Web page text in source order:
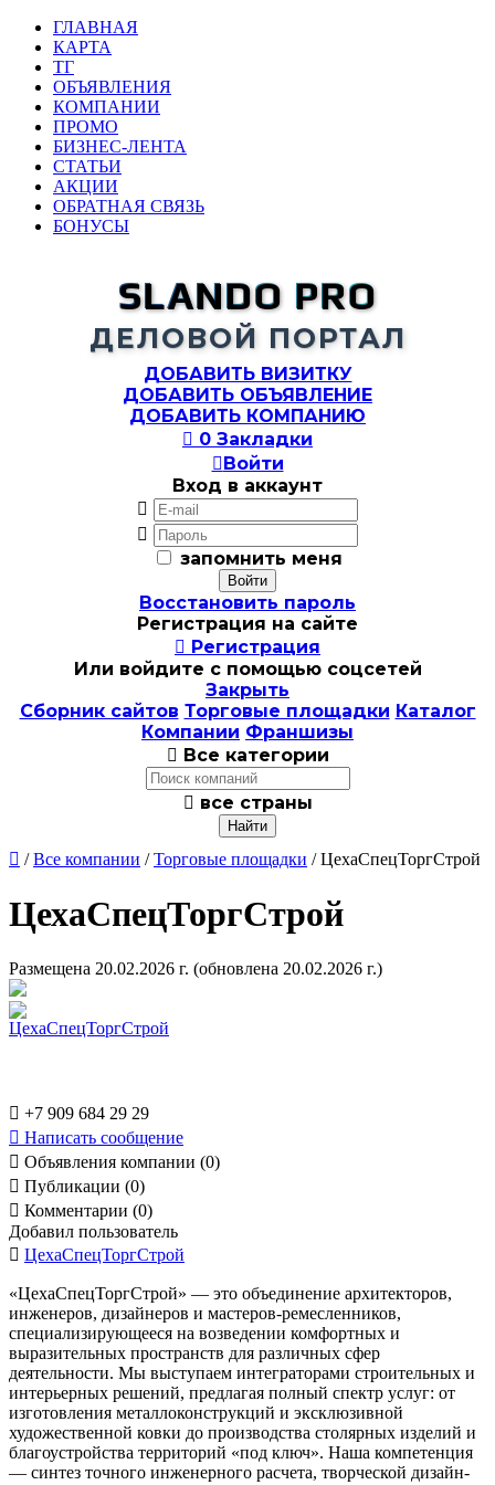
ГЛАВНАЯ
КАРТА
ТГ
ОБЪЯВЛЕНИЯ
КОМПАНИИ
ПРОМО
БИЗНЕС-ЛЕНТА
СТАТЬИ
АКЦИИ
ОБРАТНАЯ СВЯЗЬ
БОНУСЫ
SLANDO PRO
ДЕЛОВОЙ ПОРТАЛ
ДОБАВИТЬ ВИЗИТКУ
ДОБАВИТЬ ОБЪЯВЛЕНИЕ
ДОБАВИТЬ КОМПАНИЮ
 0 Закладки
Войти
Вход в аккаунт


запомнить меня
Восстановить пароль
Регистрация на сайте
 Регистрация
Или войдите с помощью соцсетей
Закрыть
Сборник сайтов Торговые площадки Каталог
Компании Франшизы
 Все категории
 все страны
 /Все компании /Торговые площадки / ЦехаСпецТоргСтрой
ЦехаСпецТоргСтрой
Размещена 20.02.2026 г. (обновлена 20.02.2026 г.)
 +7 909 684 29 29
 Написать сообщение
 Объявления компании (0)
 Публикации (0)
 Комментарии (0)
Добавил пользователь
 ЦехаСпецТоргСтрой
«ЦехаСпецТоргСтрой» — это объединение архитекторов,
инженеров, дизайнеров и мастеров-ремесленников,
специализирующееся на возведении комфортных и
выразительных пространств для различных сфер
деятельности. Мы выступаем интеграторами строительных и
интерьерных решений, предлагая полный спектр услуг: от
изготовления металлоконструкций и эксклюзивной
художественной ковки до производства столярных изделий и
благоустройства территорий «под ключ». Наша компетенция
— синтез точного инженерного расчета, творческой дизайн-